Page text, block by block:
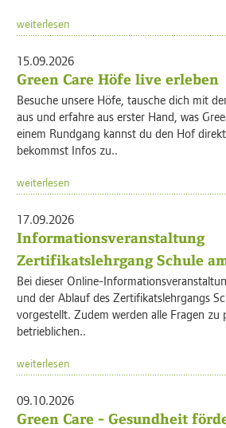
weiterlesen
15.09.2026
Green Care Höfe live erleben
Besuche unsere Höfe, tausche dich mit
aus und erfahre aus erster Hand, was
einem Rundgang kannst du den Hof
bekommst Infos zu..
weiterlesen
17.09.2026
Informationsveranstaltung
Zertifikatslehrgang Schule
Bei dieser Online-
und der Ablauf des Zertifikatslehrgangs
vorgestellt. Zudem werden alle Fragen zu
betrieblichen..
weiterlesen
09.10.2026
Green Care - Gesundheit